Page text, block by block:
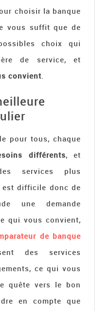
choisir la banque
vous suffit que de
choix qui
de service, et
convient
pour tous, chaque
différents, et
services plus
est difficile donc de
une demande
qui vous convient,
de banque
des services
ce qui vous
quête vers le bon
en compte que